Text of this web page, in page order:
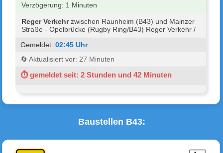
Verzögerung: 1 Minuten
Reger Verkehrzwischen Raunheim (B43) und Mainzer
Straße - Opelbrücke (Rugby Ring/B43) Reger Verkehr /
Gemeldet:02:45 Uhr
🔄 Aktualisiert vor: 27 Minuten
⏱ gemeldet seit: 2 Stunden und 42 Minuten
Baustellen B43: